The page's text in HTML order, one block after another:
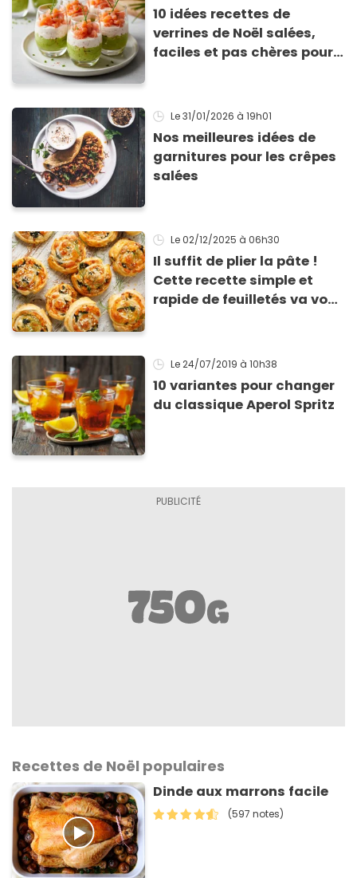
10 idées recettes de
verrines de Noël salées,
faciles et pas chères pour
Le 31/01/2026 à 19h01
Nos meilleures idées de
garnitures pour les crêpes
salées
Le 02/12/2025 à 06h30
Il suffit de plier la pâte !
Cette recette simple et
rapide de feuilletés va vous
Le 24/07/2019 à 10h38
10 variantes pour changer
du classique Aperol Spritz
Recettes de Noël populaires
Dinde aux marrons facile
(597 notes)